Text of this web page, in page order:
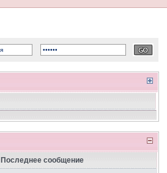
Последнее сообщение